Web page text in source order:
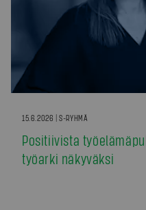
15.6.2026 | S-RYHMÄ
Positiivista
työarki näkyväksi